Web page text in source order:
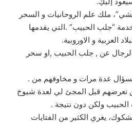
ملك علم الروحانيات و السحر
“جلب الحبيب” .التي يقدمها
العربية و الاوروبية.
الرجال عن , جلب الحبيب ,او سحر
عدة مرات و مخاوفهم من .
تعرضهم قبل المجئ لي لعدة شيوخ
ولكن دون نتيجة .
يغري الكثير من الفتايات